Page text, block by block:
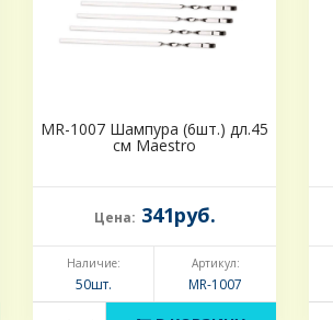
MR-1007 Шампура (6шт.) дл.45
см Maestro
Цена: 341руб.
Наличие:
50шт.
Артикул:
MR-1007